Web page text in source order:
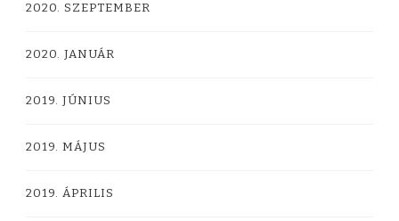
2020. SZEPTEMBER
2020. JANUÁR
2019. JÚNIUS
2019. MÁJUS
2019. ÁPRILIS